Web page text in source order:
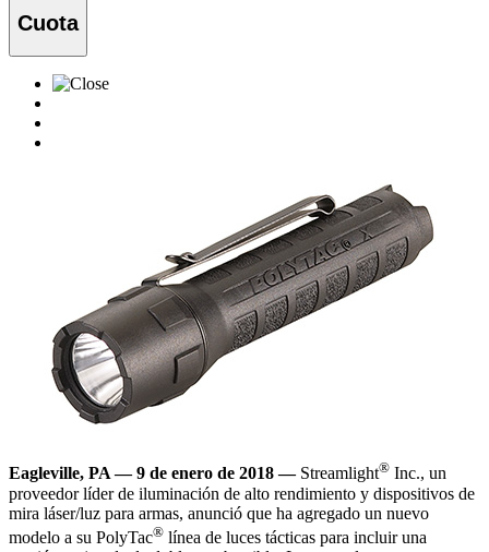
Cuota
Eagleville, PA — 9 de enero de 2018 —Streamlight® Inc., un
proveedor líder de iluminación de alto rendimiento y dispositivos de
mira láser/luz para armas, anunció que ha agregado un nuevo
modelo a su PolyTac® línea de luces tácticas para incluir una